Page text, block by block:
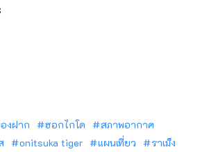
งฝาก ฮอกไกโด
สภาพอากาศ
onitsuka tiger แผนเที่ยว ราเม็ง